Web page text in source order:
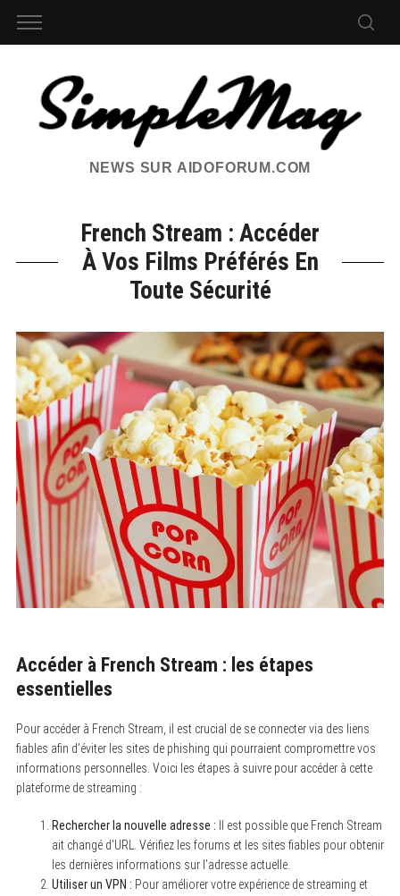
NEWS SUR AIDOFORUM.COM
French Stream : Accéder
À Vos Films Préférés En
Toute Sécurité
Accéder à French Stream : les étapes
essentielles
Pour accéder à French Stream, il est crucial de se connecter via des liens
fiables afin d’éviter les sites de phishing qui pourraient compromettre vos
informations personnelles. Voici les étapes à suivre pour accéder à cette
plateforme de streaming :
Rechercher la nouvelle adresse : Il est possible que French Stream
ait changé d’URL. Vérifiez les forums et les sites fiables pour obtenir
les dernières informations sur l’adresse actuelle.
Utiliser un VPN : Pour améliorer votre expérience de streaming et